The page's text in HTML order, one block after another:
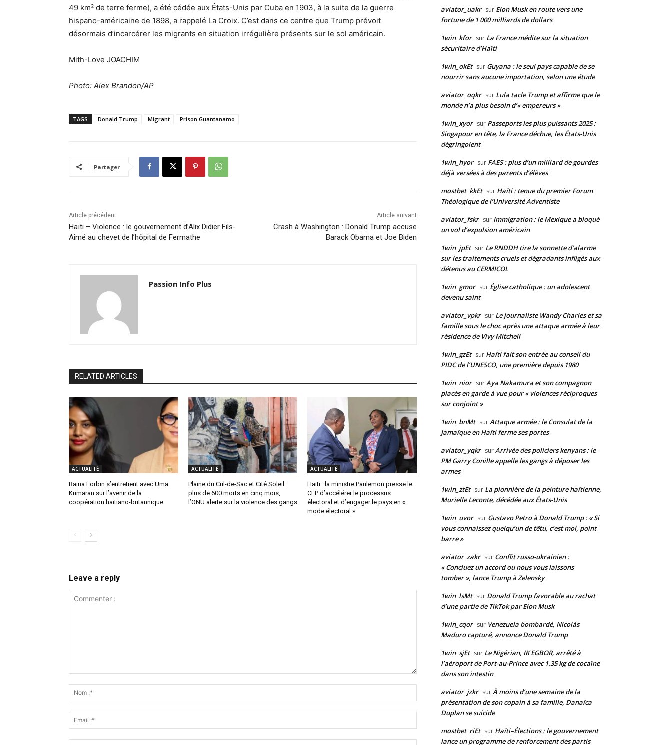
49 km² de terre ferme), a été cédée aux États-Unis par Cuba en 1903, à la suite de la guerre
hispano-américaine de 1898, a rappelé La Croix. C’est dans ce centre que Trump prévoit
désormais d’incarcérer les migrants en situation irrégulière présents sur le sol américain.
Mith-Love JOACHIM
Photo: Alex Brandon/AP
TAGS Donald Trump Migrant Prison Guantanamo
Partager
Article précédent
Haïti – Violence : le gouvernement d’Alix Didier Fils-
Aimé au chevet de l’hôpital de Fermathe
Article suivant
Crash à Washington : Donald Trump accuse
Barack Obama et Joe Biden
Passion Info Plus
RELATED ARTICLES
ACTUALITÉ
Raina Forbin s’entretient avec Uma
Kumaran sur l’avenir de la
coopération haïtiano-britannique
ACTUALITÉ
Plaine du Cul-de-Sac et Cité Soleil :
plus de 600 morts en cinq mois,
l’ONU alerte sur la violence des gangs
ACTUALITÉ
Haïti : la ministre Paulemon presse le
CEP d’accélérer le processus
électoral et d’engager le pays en «
mode électoral »
Leave a reply
:*
:*
aviator_uakr sur Elon Musk en route vers une
fortune de 1 000 milliards de dollars
1win_kfor sur La France médite sur la situation
sécuritaire d’Haïti
1win_okEt sur Guyana : le seul pays capable de se
nourrir sans aucune importation, selon une étude
aviator_oqkr sur Lula tacle Trump et affirme que le
monde n’a plus besoin d’« empereurs »
1win_xyor sur Passeports les plus puissants 2025 :
Singapour en tête, la France déchue, les États-Unis
dégringolent
1win_hyor sur FAES : plus d’un milliard de gourdes
déjà versées à des parents d’élèves
mostbet_kkEt sur Haïti : tenue du premier Forum
Théologique de l’Université Adventiste
aviator_fskr sur Immigration : le Mexique a bloqué
un vol d’expulsion américain
1win_jpEt sur Le RNDDH tire la sonnette d’alarme
sur les traitements cruels et dégradants infligés aux
détenus au CERMICOL
1win_gmor sur Église catholique : un adolescent
devenu saint
aviator_vpkr sur Le journaliste Wandy Charles et sa
famille sous le choc après une attaque armée à leur
résidence de Vivy Mitchell
1win_gzEt sur Haïti fait son entrée au conseil du
PIDC de l’UNESCO, une première depuis 1980
1win_nior surAya Nakamura et son compagnon
placés en garde à vue pour « violences réciproques
sur conjoint »
1win_bnMt surAttaque armée : le Consulat de la
Jamaïque en Haïti ferme ses portes
aviator_yqkr surArrivée des policiers kenyans : le
PM Garry Conille appelle les gangs à déposer les
armes
1win_ztEt sur La pionnière de la peinture haïtienne,
Murielle Leconte, décédée aux États-Unis
1win_uvor sur Gustavo Petro à Donald Trump : « Si
vous connaissez quelqu’un de têtu, c’est moi, point
barre »
aviator_zakr sur Conflit russo-ukrainien :
« Concluez un accord ou nous vous laissons
tomber », lance Trump à Zelensky
1win_lsMt sur Donald Trump favorable au rachat
d’une partie de TikTok par Elon Musk
1win_cqor sur Venezuela bombardé, Nicolás
Maduro capturé, annonce Donald Trump
1win_sjEt sur Le Nigérian, IK EGBOR, arrêté à
l’aéroport de Port-au-Prince avec 1.35 kg de cocaïne
dans son intestin
aviator_jzkr surÀ moins d’une semaine de la
présentation de son copain à sa famille, Danaïca
Duplan se suicide
mostbet_riEt sur Haïti–Élections : le gouvernement
lance un programme de renforcement des partis